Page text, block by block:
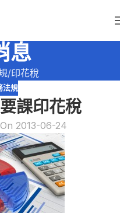
息
印花稅
法規
課印花稅
On 2013-06-24